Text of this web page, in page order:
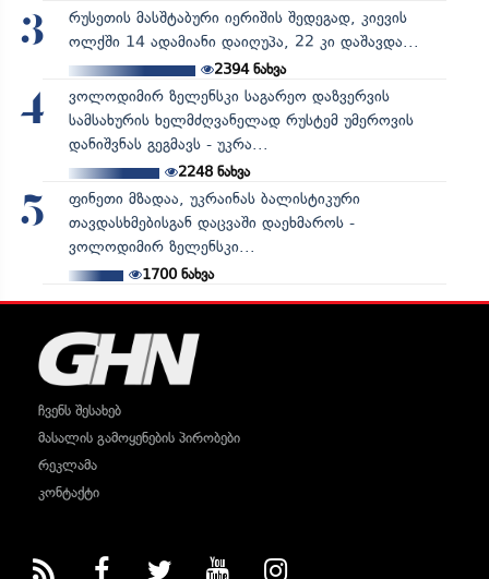
3
რუსეთის მასშტაბური იერიშის შედეგად, კიევის
ოლქში 14 ადამიანი დაიღუპა, 22 კი დაშავდა...
2394ნახვა
4
ვოლოდიმირ ზელენსკი საგარეო დაზვერვის
სამსახურის ხელმძღვანელად რუსტემ უმეროვის
დანიშვნას გეგმავს - უკრა...
2248ნახვა
5
ფინეთი მზადაა, უკრაინას ბალისტიკური
თავდასხმებისგან დაცვაში დაეხმაროს -
ვოლოდიმირ ზელენსკი...
1700ნახვა
ჩვენს შესახებ
მასალის გამოყენების პირობები
რეკლამა
კონტაქტი